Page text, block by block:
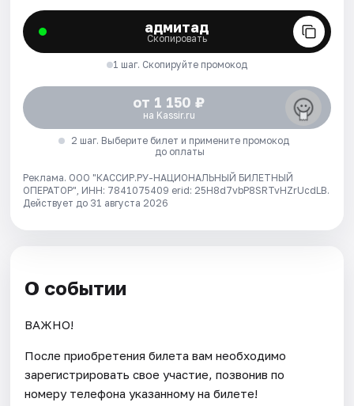
адмитад
Скопировать
1 шаг. Скопируйте промокод
от 1 150 ₽
на Kassir.ru
2 шаг. Выберите билет и примените промокод
до оплаты
Реклама. ООО "КАССИР.РУ-НАЦИОНАЛЬНЫЙ БИЛЕТНЫЙ
ОПЕРАТОР", ИНН: 7841075409 erid: 25H8d7vbP8SRTvHZrUcdLB.
Действует до 31 августа 2026
О событии
ВАЖНО!
После приобретения билета вам необходимо
зарегистрировать свое участие, позвонив по
номеру телефона указанному на билете!